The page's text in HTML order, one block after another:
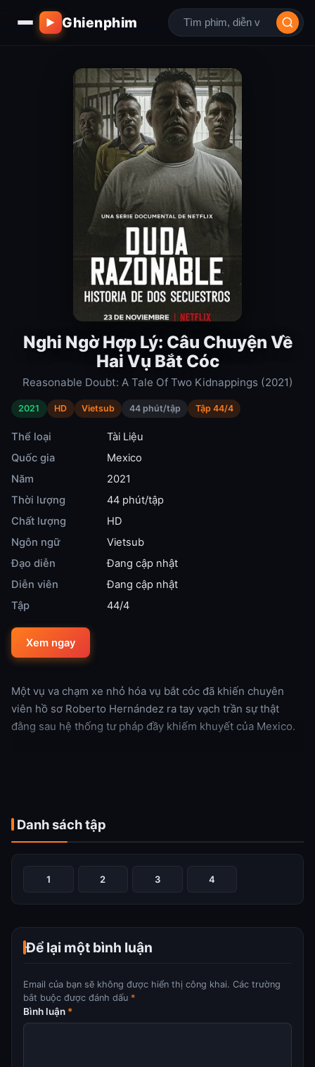
▶ Ghienphim
Nghi Ngờ Hợp Lý: Câu Chuyện Về
Hai Vụ Bắt Cóc
Reasonable Doubt: A Tale Of Two Kidnappings (2021)
2021 HD Vietsub 44 phút/tập Tập 44/4
Thể loại
Tài Liệu
Quốc gia
Mexico
Năm
2021
Thời lượng
44 phút/tập
Chất lượng
HD
Ngôn ngữ
Vietsub
Đạo diễn
Đang cập nhật
Diễn viên
Đang cập nhật
Tập
44/4
Xem ngay
Một vụ va chạm xe nhỏ hóa vụ bắt cóc đã khiến chuyên
viên hồ sơ Roberto Hernández ra tay vạch trần sự thật
đằng sau hệ thống tư pháp đầy khiếm khuyết của Mexico.
Danh sách tập
1 2 3 4
Để lại một bình luận
Email của bạn sẽ không được hiển thị công khai. Các trường
bắt buộc được đánh dấu *
Bình luận *